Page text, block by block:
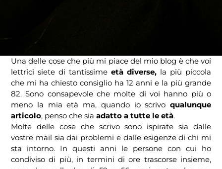
Una delle cose che più mi piace del mio blog è che voi
lettrici siete di tantissime età diverse, la più piccola
che mi ha chiesto consiglio ha 12 anni e la più grande
82. Sono consapevole che molte di voi hanno più o
meno la mia età ma, quando io scrivo qualunque
articolo, penso che sia adatto a tutte le età.
Molte delle cose che scrivo sono ispirate sia dalle
vostre mail sia dai problemi e dalle esigenze di chi mi
sta intorno. In questi anni le persone con cui ho
condiviso di più, in termini di ore trascorse insieme,